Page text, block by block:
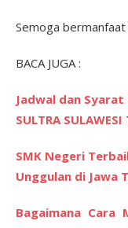
Semoga
BACA JUGA :
Jadwal dan Syarat
SULTRA
SMK Negeri
Unggulan di Jawa
Bagaimana Cara